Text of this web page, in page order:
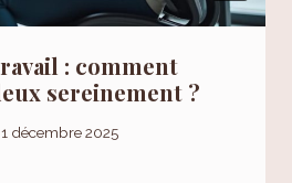
: comment
sereinement ?
1 décembre 2025